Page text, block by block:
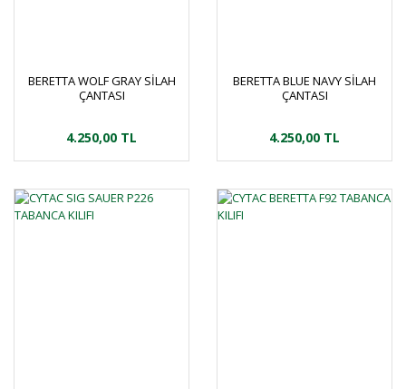
BERETTA WOLF GRAY SİLAH
ÇANTASI
4.250,00 TL
BERETTA BLUE NAVY SİLAH
ÇANTASI
4.250,00 TL